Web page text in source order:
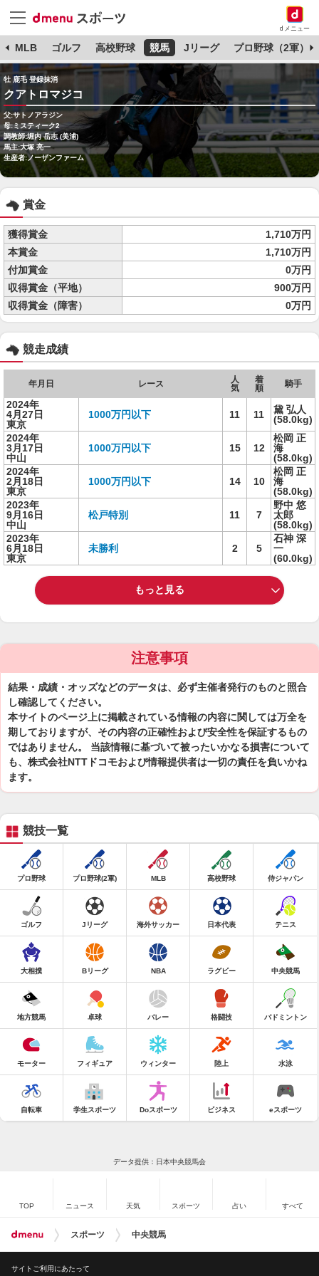
dメニュー
MLB ゴルフ 高校野球 競馬 Jリーグ プロ野球（2軍）
牡 鹿毛 登録抹消
クアトロマジコ
父:サトノアラジン
母:ミスティーク2
調教師:堀内 岳志 (美浦)
馬主:大塚 亮一
生産者:ノーザンファーム
賞金
獲得賞金
1,710万円
本賞金
1,710万円
付加賞金
0万円
収得賞金（平地）
900万円
収得賞金（障害）
0万円
競走成績
年月日 レース
人
気
着
順
騎手
2024年
4月27日
東京
1000万円以下 11 11
黛 弘人
(58.0kg)
2024年
3月17日
中山
1000万円以下 15 12
松岡 正
海
(58.0kg)
2024年
2月18日
東京
1000万円以下 14 10
松岡 正
海
(58.0kg)
2023年
9月16日
中山
松戸特別 11 7
野中 悠
太郎
(58.0kg)
2023年
6月18日
東京
未勝利 2 5
石神 深
一
(60.0kg)
もっと見る
注意事項
結果・成績・オッズなどのデータは、必ず主催者発行のものと照合
し確認してください。
本サイトのページ上に掲載されている情報の内容に関しては万全を
期しておりますが、その内容の正確性および安全性を保証するもの
ではありません。 当該情報に基づいて被ったいかなる損害について
も、株式会社NTTドコモおよび情報提供者は一切の責任を負いかね
ます。
競技一覧
プロ野球 プロ野球(2軍) MLB 高校野球 侍ジャパン
ゴルフ Jリーグ 海外サッカー 日本代表 テニス
大相撲 Bリーグ NBA ラグビー 中央競馬
地方競馬 卓球 バレー 格闘技 バドミントン
モーター フィギュア ウィンター 陸上 水泳
自転車 学生スポーツ Doスポーツ ビジネス eスポーツ
データ提供：日本中央競馬会
TOP ニュース 天気 スポーツ 占い すべて
スポーツ 中央競馬
サイトご利用にあたって